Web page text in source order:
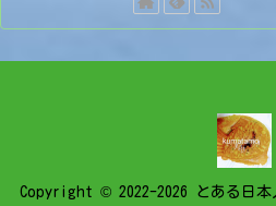
Copyright © 2022-2026 とある日本